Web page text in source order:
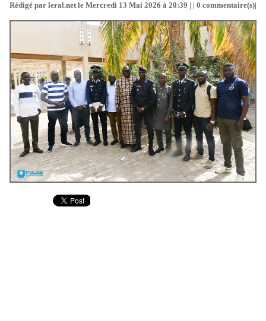
Rédigé par leral.net le Mercredi 13 Mai 2026 à 20:39 | | 0 commentaire(s)|